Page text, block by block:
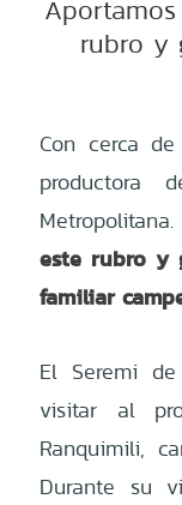
rubro y
Con cerca
productora
este rubro y
familiar
El Seremi
visitar al
Ranquimili,
Durante su